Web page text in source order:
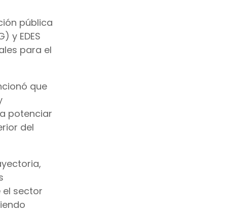
pública
y EDES
para el
que
potenciar
del
el sector